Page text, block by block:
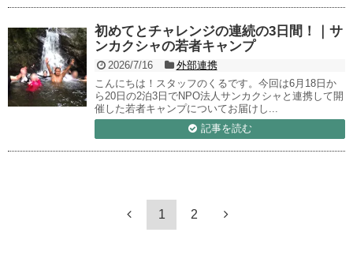
初めてとチャレンジの連続の3日間！｜サ
ンカクシャの若者キャンプ
2026/7/16
外部連携
こんにちは！スタッフのくるです。今回は6月18日か
ら20日の2泊3日でNPO法人サンカクシャと連携して開
催した若者キャンプについてお届けし...
記事を読む
1 2